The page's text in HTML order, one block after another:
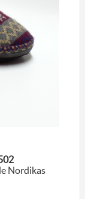
Nordikas